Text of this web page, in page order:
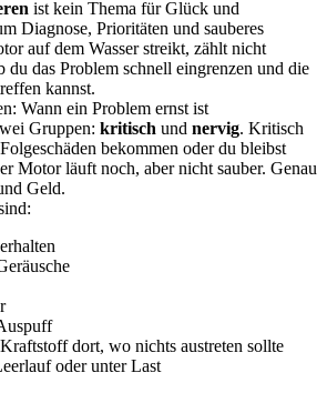
ist kein Thema für Glück und
Diagnose, Prioritäten und sauberes
auf dem Wasser streikt, zählt nicht
du das Problem schnell eingrenzen und die
kannst.
Wann ein Problem ernst ist
Gruppen: kritisch und nervig. Kritisch
bekommen oder du bleibst
Motor läuft noch, aber nicht sauber. Genau
Geld.
dort, wo nichts austreten sollte
oder unter Last